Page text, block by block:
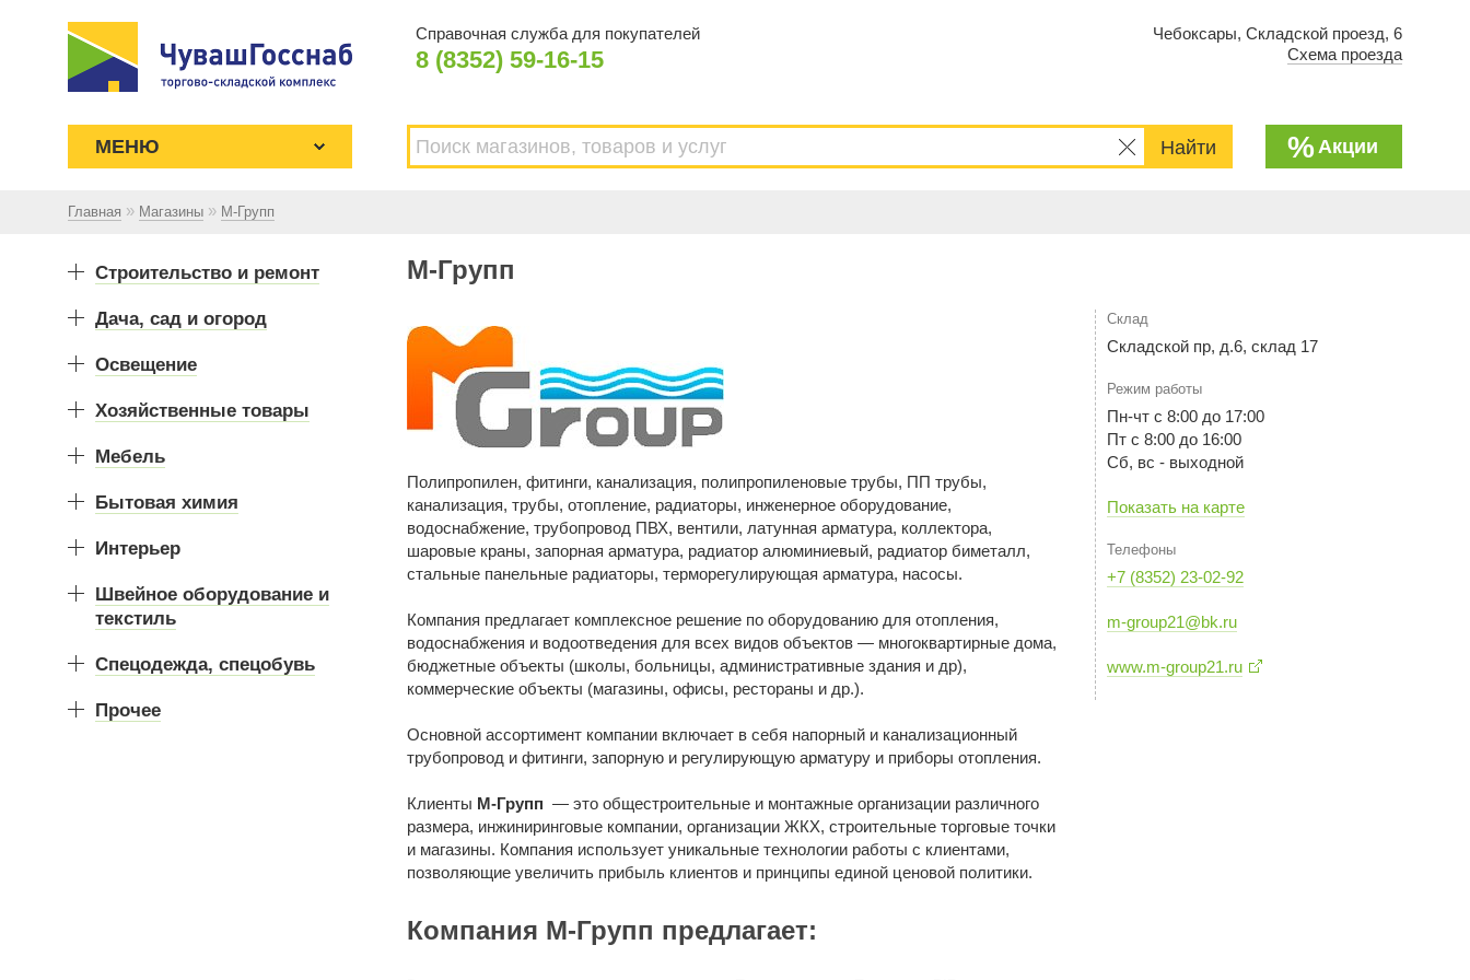
Чебоксары, Складской проезд, 6
Схема проезда
Справочная служба для покупателей
8 (8352) 59-16-15
ЧУВАШГОССНАБ. Основан в 1925
году
МЕНЮ %Акции
Главная » Магазины » М-Групп
Строительство и ремонт
Дача, сад и огород
Освещение
Хозяйственные товары
Мебель
Бытовая химия
Интерьер
Швейное оборудование и
текстиль
Спецодежда, спецобувь
Прочее
М-Групп
Полипропилен, фитинги, канализация, полипропиленовые трубы, ПП трубы,
канализация, трубы, отопление, радиаторы, инженерное оборудование,
водоснабжение, трубопровод ПВХ, вентили, латунная арматура, коллектора,
шаровые краны, запорная арматура, радиатор алюминиевый, радиатор биметалл,
стальные панельные радиаторы, терморегулирующая арматура, насосы.
Компания предлагает комплексное решение по оборудованию для отопления,
водоснабжения и водоотведения для всех видов объектов — многоквартирные дома,
бюджетные объекты (школы, больницы, административные здания и др),
коммерческие объекты (магазины, офисы, рестораны и др.).
Основной ассортимент компании включает в себя напорный и канализационный
трубопровод и фитинги, запорную и регулирующую арматуру и приборы отопления.
Клиенты М-Групп — это общестроительные и монтажные организации различного
размера, инжиниринговые компании, организации ЖКХ, строительные торговые точки
и магазины. Компания использует уникальные технологии работы с клиентами,
позволяющие увеличить прибыль клиентов и принципы единой ценовой политики.
Компания М-Групп предлагает:
Склад
Складской пр, д.6, склад 17
Режим работы
Пн-чт с 8:00 до 17:00
Пт с 8:00 до 16:00
Сб, вс - выходной
Показать на карте
Телефоны
+7 (8352) 23-02-92
m-group21@bk.ru
www.m-group21.ru